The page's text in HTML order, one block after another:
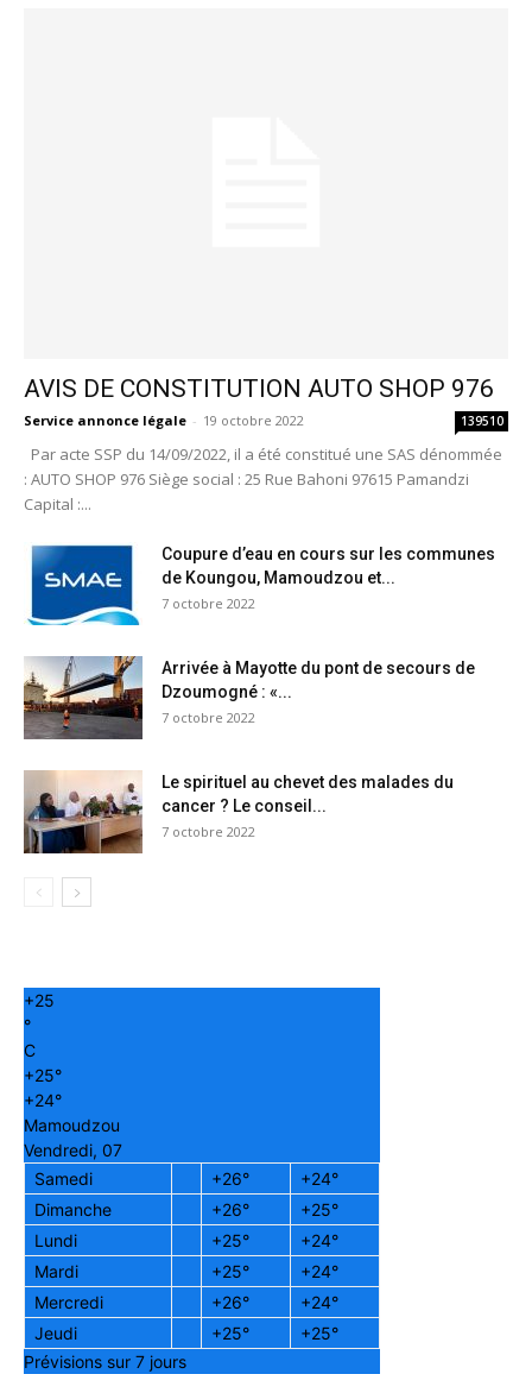
AVIS DE CONSTITUTION AUTO SHOP 976
Service annonce légale - 19 octobre 2022 139510
Par acte SSP du 14/09/2022, il a été constitué une SAS dénommée
: AUTO SHOP 976 Siège social : 25 Rue Bahoni 97615 Pamandzi
Capital :...
Coupure d’eau en cours sur les communes
de Koungou, Mamoudzou et...
7 octobre 2022
Arrivée à Mayotte du pont de secours de
Dzoumogné : «...
7 octobre 2022
Le spirituel au chevet des malades du
cancer ? Le conseil...
7 octobre 2022
+25
°
C
+25°
+24°
Mamoudzou
Vendredi, 07
Samedi
+26° +24°
Dimanche
+26° +25°
Lundi
+25° +24°
Mardi
+25° +24°
Mercredi
+26° +24°
Jeudi
+25° +25°
Prévisions sur 7 jours